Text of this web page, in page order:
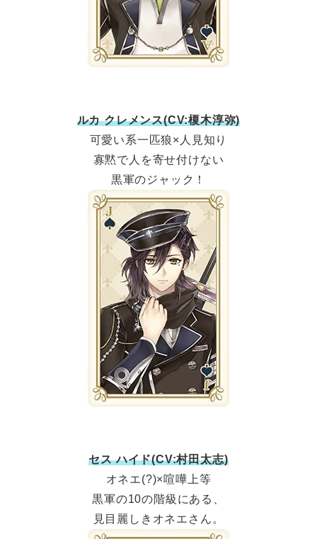
ルカ クレメンス(CV:榎木淳弥)
可愛い系一匹狼×人見知り
寡黙で人を寄せ付けない
黒軍のジャック！
セス ハイド(CV:村田太志)
オネエ(?)×喧嘩上等
黒軍の10の階級にある、
見目麗しきオネエさん。